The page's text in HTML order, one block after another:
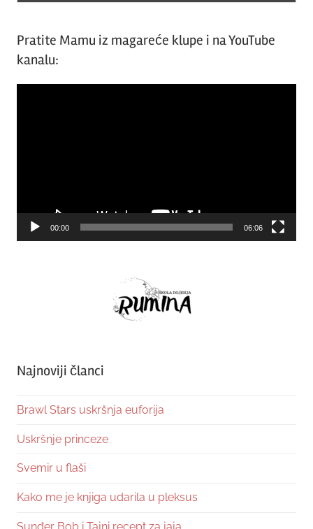
Pratite Mamu iz magareće klupe i na YouTube
kanalu:
00:00 06:06
Najnoviji članci
Brawl Stars uskršnja euforija
Uskršnje princeze
Svemir u flaši
Kako me je knjiga udarila u pleksus